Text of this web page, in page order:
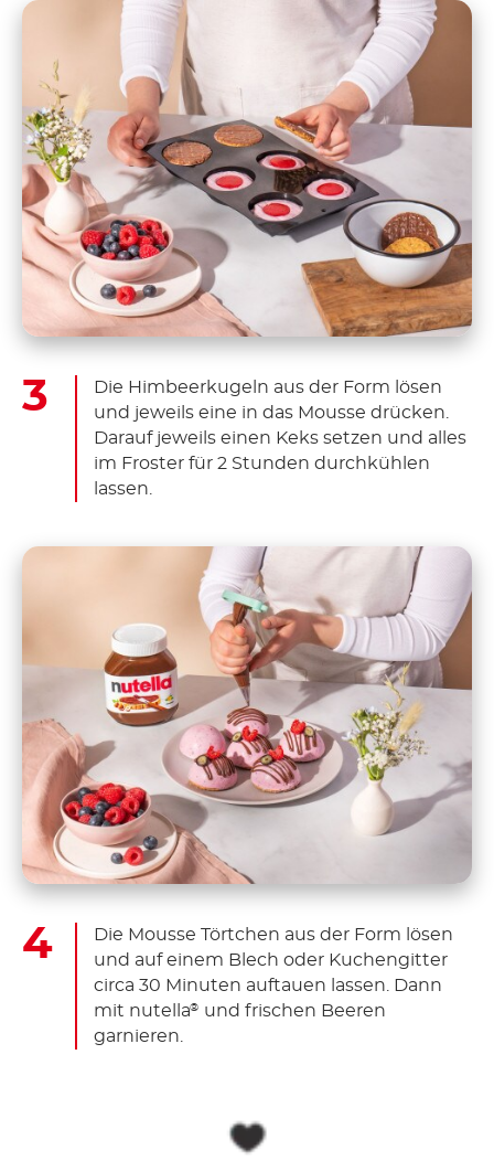
Die Himbeerkugeln aus der Form lösen
und jeweils eine in das Mousse drücken.
Darauf jeweils einen Keks setzen und alles
im Froster für 2 Stunden durchkühlen
lassen.
Die Mousse Törtchen aus der Form lösen
und auf einem Blech oder Kuchengitter
circa 30 Minuten auftauen lassen. Dann
mit nutella® und frischen Beeren
garnieren.